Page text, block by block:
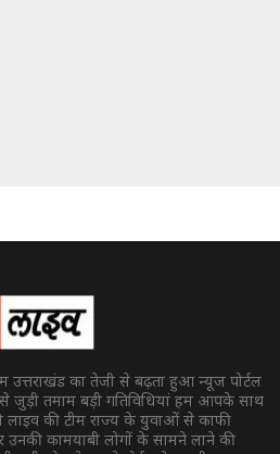
उत्तराखंड का तेजी से बढ़ता हुआ न्यूज पोर्टल
से जुड़ी तमाम बड़ी गतिविधियां हम आपके साथ
लाइव की टीम राज्य के युवाओं से काफी
उनकी कामयाबी लोगों के सामने लाने की